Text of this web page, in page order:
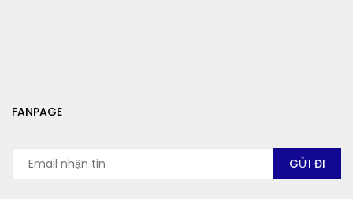
FANPAGE